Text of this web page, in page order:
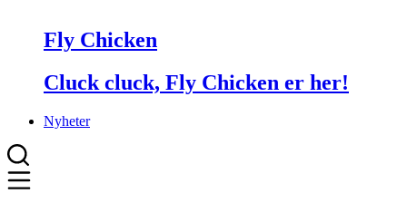
Fly Chicken
Cluck cluck, Fly Chicken er her!
Nyheter